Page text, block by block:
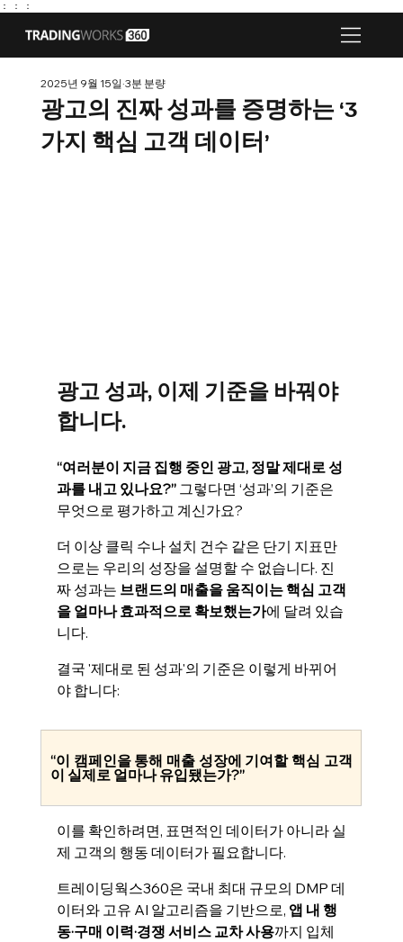
： ： ：
광고의 진짜 성과를 증명하는 ‘3
가지 핵심 고객 데이터’
2025년 9월 15일 3분 분량
광고 성과, 이제 기준을 바꿔야
합니다.
“여러분이 지금 집행 중인 광고, 정말 제대로 성
과를 내고 있나요?” 그렇다면 ‘성과’의 기준은
무엇으로 평가하고 계신가요?
더 이상 클릭 수나 설치 건수 같은 단기 지표만
으로는 우리의 성장을 설명할 수 없습니다. 진
짜 성과는 브랜드의 매출을 움직이는 핵심 고객
을 얼마나 효과적으로 확보했는가에 달려 있습
니다.
결국 '제대로 된 성과'의 기준은 이렇게 바뀌어
야 합니다:
“이 캠페인을 통해 매출 성장에 기여할 핵심 고객
이 실제로 얼마나 유입됐는가?”
이를 확인하려면, 표면적인 데이터가 아니라 실
제 고객의 행동 데이터가 필요합니다.
트레이딩웍스360은 국내 최대 규모의 DMP 데
이터와 고유 AI 알고리즘을 기반으로, 앱 내 행
동·구매 이력·경쟁 서비스 교차 사용까지 입체